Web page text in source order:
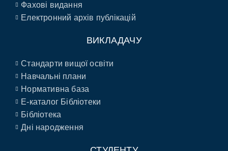
Фахові видання
Електронний архів публікацій
ВИКЛАДАЧУ
Стандарти вищої освіти
Навчальні плани
Нормативна база
E-каталог Бібліотеки
Бібліотека
Дні народження